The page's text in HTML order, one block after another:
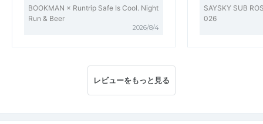
BOOKMAN × Runtrip Safe Is Cool. Night
Run & Beer
2026/8/4
SAYSKY SUB
026
レビューをもっと見る